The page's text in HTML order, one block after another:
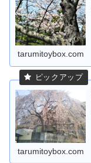
tarumitoybox.com
tarumitoybox.com